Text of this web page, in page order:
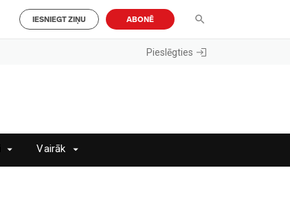
IESNIEGT ZIŅU ABONĒ
Pieslēgties
Vairāk